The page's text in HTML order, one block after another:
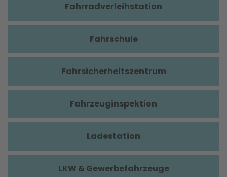
Fahrradverleihstation
Fahrschule
Fahrsicherheitszentrum
Fahrzeuginspektion
Ladestation
LKW & Gewerbefahrzeuge